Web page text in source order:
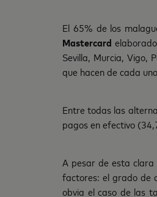
El 65% de los
Mastercard
Sevilla, Murcia, Vigo,
que hacen de cada
Entre todas las
pagos en efectivo
A pesar de esta clara
factores: el grado de
obvia el caso de las